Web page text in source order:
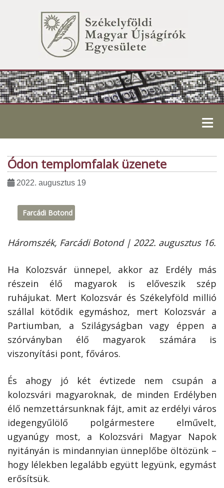
≡
Ódon templomfalak üzenete
2022. augusztus 19
Farcádi Botond
Háromszék, Farcádi Botond | 2022. augusztus 16.
Ha Kolozsvár ünnepel, akkor az Erdély más
részein élő magyarok is előveszik szép
ruhájukat. Mert Kolozsvár és Székelyföld millió
szállal kötődik egymáshoz, mert Kolozsvár a
Partiumban, a Szilágyságban vagy éppen a
szórványban élő magyarok számára is
viszonyítási pont, főváros.
És ahogy jó két évtizede nem csupán a
kolozsvári magyaroknak, de minden Erdélyben
élő nemzettársunknak fájt, amit az erdélyi város
idegengyűlölő polgármestere elművelt,
ugyanúgy most, a Kolozsvári Magyar Napok
nyitányán is mindannyian ünneplőbe öltözünk –
hogy lélekben legalább együtt legyünk, egymást
erősítsük.